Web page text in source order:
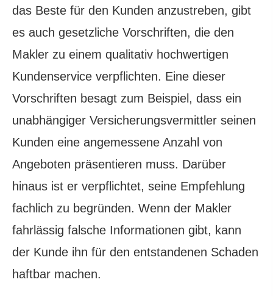
das Beste für den Kunden anzustreben, gibt
es auch gesetzliche Vorschriften, die den
Makler zu einem qualitativ hochwertigen
Kundenservice verpflichten. Eine dieser
Vorschriften besagt zum Beispiel, dass ein
unabhängiger Versicherungsvermittler seinen
Kunden eine angemessene Anzahl von
Angeboten präsentieren muss. Darüber
hinaus ist er verpflichtet, seine Empfehlung
fachlich zu begründen. Wenn der Makler
fahrlässig falsche Informationen gibt, kann
der Kunde ihn für den entstandenen Schaden
haftbar machen.